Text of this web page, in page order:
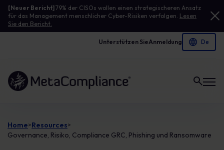
[Neuer Bericht]79% der CISOs wollen einen strategischeren Ansatz
für das Management menschlicher Cyber-Risiken verfolgen. Lesen
Sie den Bericht.
Unterstützen SieAnmeldung
Link zur Homepage
Home>Resources>
Governance, Risiko, Compliance GRC, Phishing und Ransomware